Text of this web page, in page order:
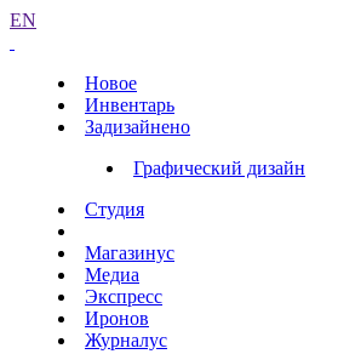
EN
Новое
Инвентарь
Задизайнено
Графический дизайн
Студия
Магазинус
Медиа
Экспресс
Иронов
Журналус